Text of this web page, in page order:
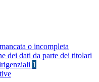
o incompleta
dei dati da parte dei titolari
1